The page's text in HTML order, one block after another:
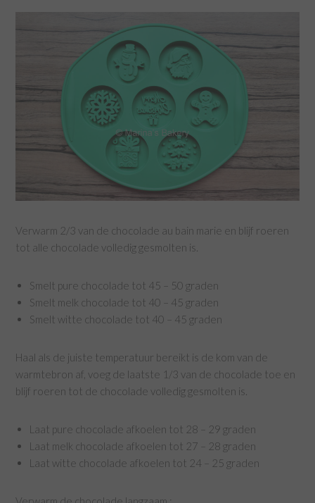
Verwarm 2/3 van de chocolade au bain marie en blijf roeren
tot alle chocolade volledig gesmolten is.
Smelt pure chocolade tot 45 – 50 graden
Smelt melk chocolade tot 40 – 45 graden
Smelt witte chocolade tot 40 – 45 graden
Haal als de juiste temperatuur bereikt is de kom van de
warmtebron af, voeg de laatste 1/3 van de chocolade toe en
blijf roeren tot de chocolade volledig gesmolten is.
Laat pure chocolade afkoelen tot 28 – 29 graden
Laat melk chocolade afkoelen tot 27 – 28 graden
Laat witte chocolade afkoelen tot 24 – 25 graden